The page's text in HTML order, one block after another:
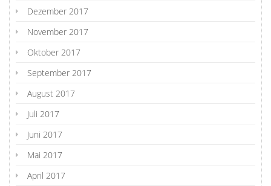
Dezember 2017
November 2017
Oktober 2017
September 2017
August 2017
Juli 2017
Juni 2017
Mai 2017
April 2017